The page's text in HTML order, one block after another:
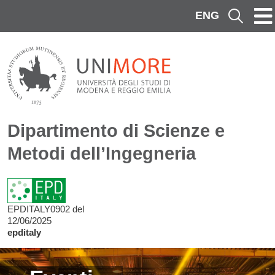
ENG Cerca
Dipartimento di Scienze e
Metodi dell’Ingegneria
EPDITALY0902 del
12/06/2025
epditaly
Image